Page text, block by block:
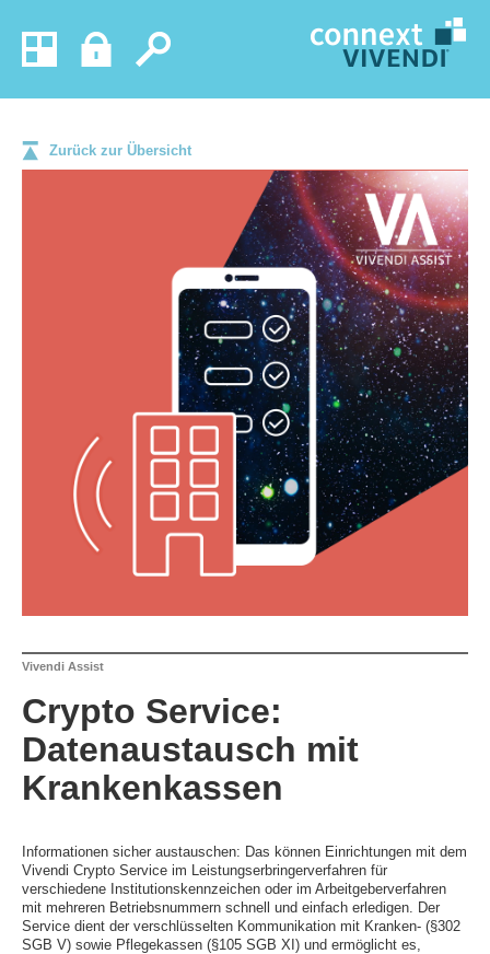
Zurück zur Übersicht
Vivendi Assist
Crypto Service:
Datenaustausch mit
Krankenkassen
Informationen sicher austauschen: Das können Einrichtungen mit dem
Vivendi Crypto Service im Leistungserbringerverfahren für
verschiedene Institutionskennzeichen oder im Arbeitgeberverfahren
mit mehreren Betriebsnummern schnell und einfach erledigen. Der
Service dient der verschlüsselten Kommunikation mit Kranken- (§302
SGB V) sowie Pflegekassen (§105 SGB XI) und ermöglicht es,